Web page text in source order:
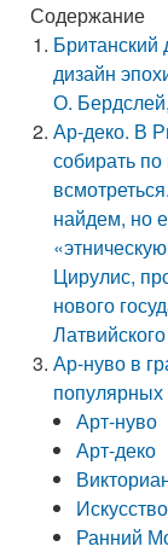
Содержание
Британский
дизайн
О.
Ар-деко. В
собирать
найдем, но
Цирулис,
нового
Ар-нуво в
популярных
Арт-нуво
Арт-деко
Ранний